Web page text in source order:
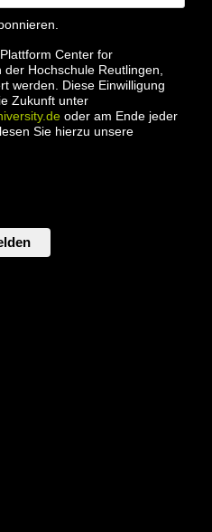
Center for
Hochschule Reutlingen,
werden. Diese Einwilligung
Zukunft unter
oder am Ende jeder
Sie hierzu unsere